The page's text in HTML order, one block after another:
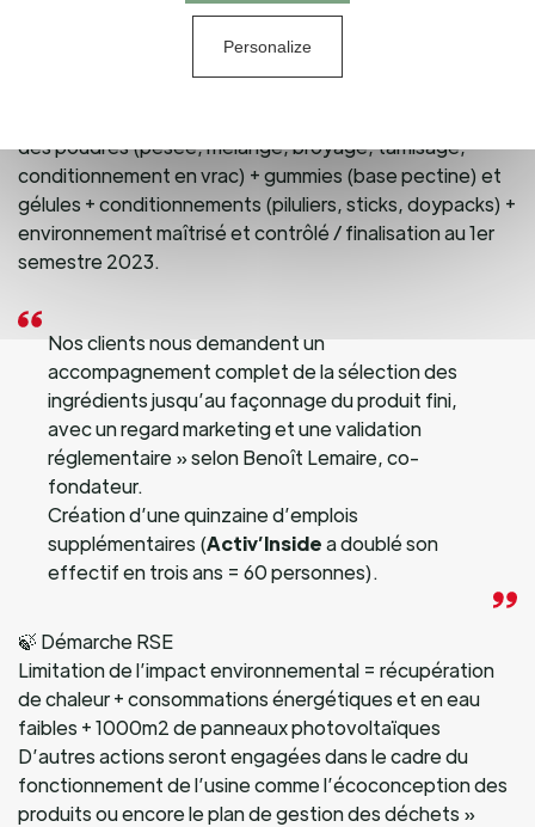
implantation à 500 m du siège historique
des poudres (pesée, mélange, broyage, tamisage,
conditionnement en vrac) + gummies (base pectine) et
gélules + conditionnements (piluliers, sticks, doypacks) +
environnement maîtrisé et contrôlé / finalisation au 1er
semestre 2023.
Nos clients nous demandent un
accompagnement complet de la sélection des
ingrédients jusqu’au façonnage du produit fini,
avec un regard marketing et une validation
réglementaire » selon Benoît Lemaire, co-
fondateur.
Création d’une quinzaine d’emplois
supplémentaires (Activ’Insidea doublé son
effectif en trois ans = 60 personnes).
🍃 Démarche RSE
Limitation de l’impact environnemental = récupération
de chaleur + consommations énergétiques et en eau
faibles + 1000m2 de panneaux photovoltaïques
D’autres actions seront engagées dans le cadre du
fonctionnement de l’usine comme l’écoconception des
produits ou encore le plan de gestion des déchets »
Personalize